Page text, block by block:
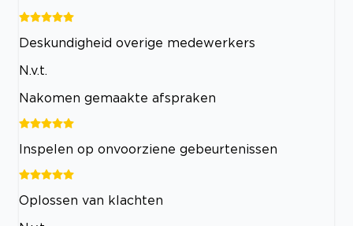
Deskundigheid overige medewerkers
N.v.t.
Nakomen gemaakte afspraken
Inspelen op onvoorziene gebeurtenissen
Oplossen van klachten